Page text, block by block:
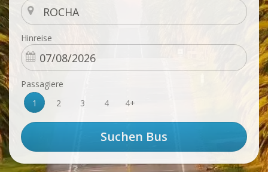
Hinreise
Passagiere
1
2 3 4 4+